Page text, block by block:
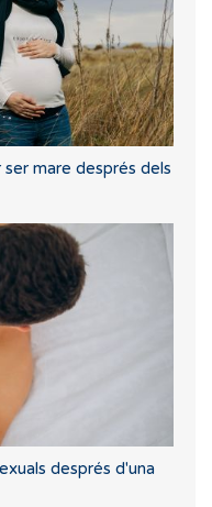
ser mare després dels
després d'una